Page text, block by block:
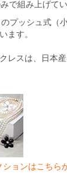
で組み上げてい
プッシュ式（
ます。
レスは、日本
ョンはこちら